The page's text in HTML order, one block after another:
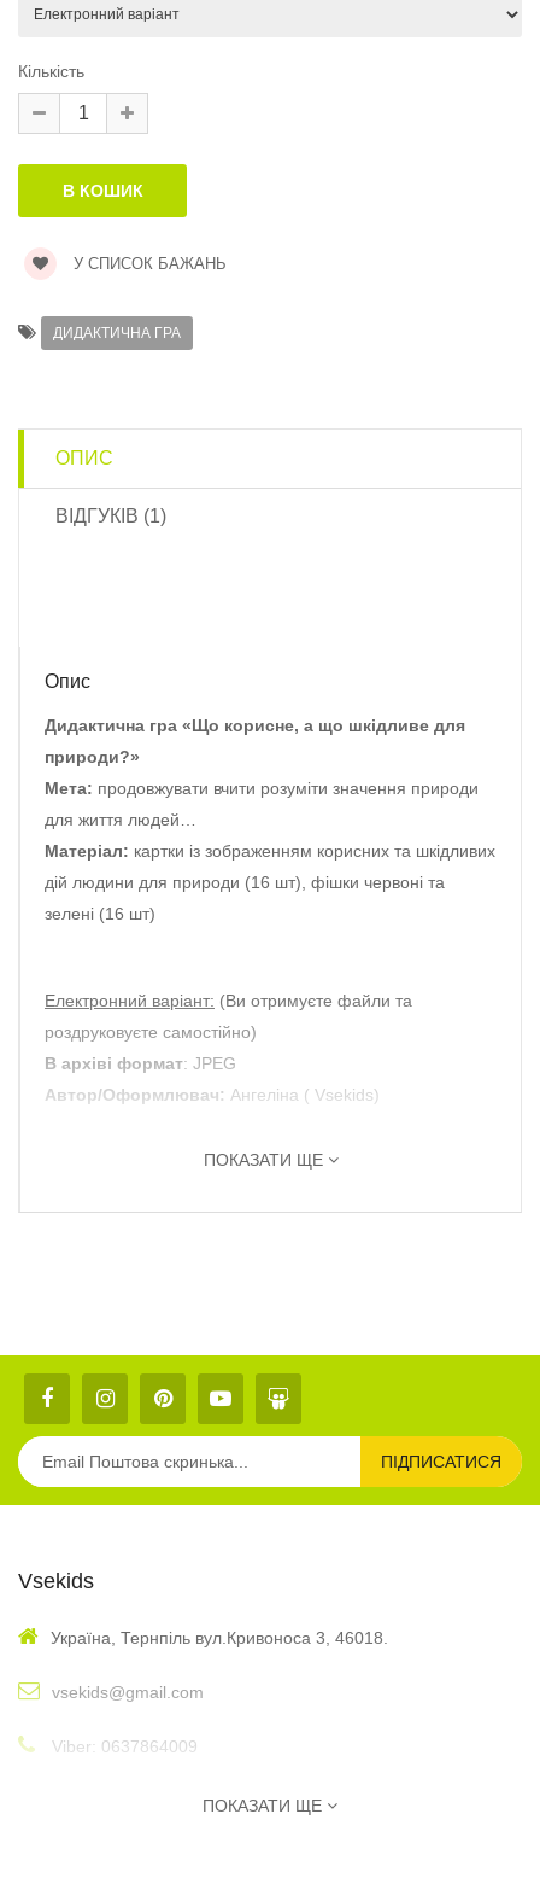
Кількість
У СПИСОК БАЖАНЬ
ДИДАКТИЧНА ГРА
ОПИС
ВІДГУКІВ (1)
Опис
Дидактична гра «Що корисне, а що шкідливе для
природи?»
Мета: продовжувати вчити розуміти значення природи
для життя людей…
Матеріал: картки із зображенням корисних та шкідливих
дій людини для природи (16 шт), фішки червоні та
зелені (16 шт)
Електронний варіант: (Ви отримуєте файли та
роздруковуєте самостійно)
В архіві формат: JPEG
Автор/Оформлювач: Ангеліна ( Vsekids)
ПОКАЗАТИ ЩЕ
ПІДПИСАТИСЯ
Vsekids
Україна, Тернпіль вул.Кривоноса 3, 46018.
vsekids@gmail.com
Viber: 0637864009
: 10:00 - 17:00ПОКАЗАТИ ЩЕ